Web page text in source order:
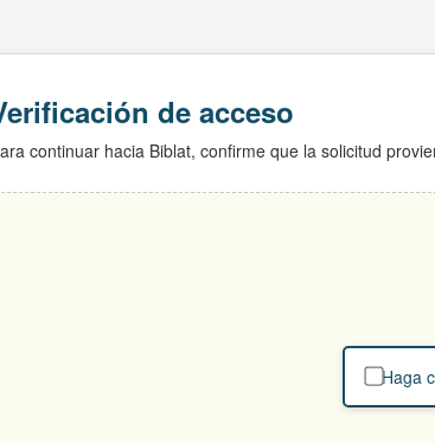
de acceso
continuar hacia Biblat, confirme que la solicitud
Haga